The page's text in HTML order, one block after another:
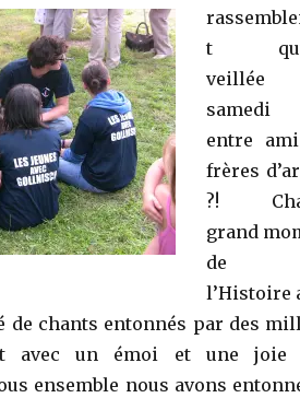
t
samedi
entre
frères
?!
grand
de
l’Histoire
de chants entonnés par des
avec un émoi et une joie
ensemble nous avons